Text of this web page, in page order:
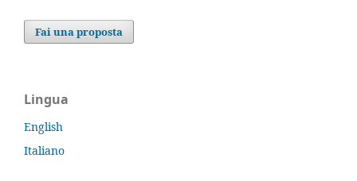
Fai una proposta
Lingua
English
Italiano